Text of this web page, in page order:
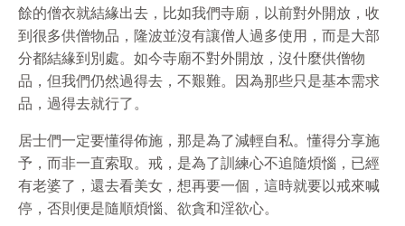
餘的僧衣就結緣出去，比如我們寺廟，以前對外開放，收
到很多供僧物品，隆波並沒有讓僧人過多使用，而是大部
分都結緣到別處。如今寺廟不對外開放，沒什麼供僧物
品，但我們仍然過得去，不艱難。因為那些只是基本需求
品，過得去就行了。
居士們一定要懂得佈施，那是為了減輕自私。懂得分享施
予，而非一直索取。戒，是為了訓練心不追隨煩惱，已經
有老婆了，還去看美女，想再要一個，這時就要以戒來喊
停，否則便是隨順煩惱、 欲貪和淫欲心。